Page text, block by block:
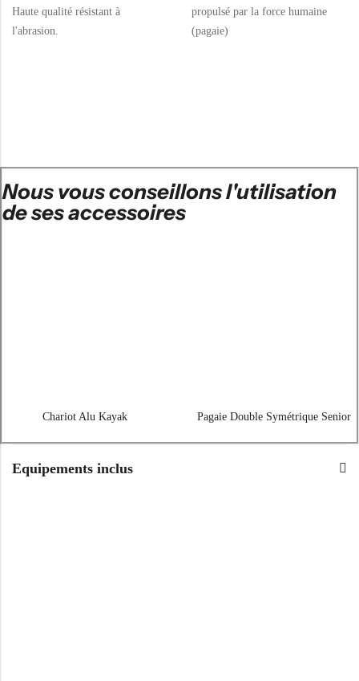
Haute qualité résistant à
l'abrasion.
propulsé par la force humaine
(pagaie)
Nous vous conseillons l'utilisation
de ses accessoires
Chariot Alu Kayak Pagaie Double Symétrique Senior
Equipements inclus